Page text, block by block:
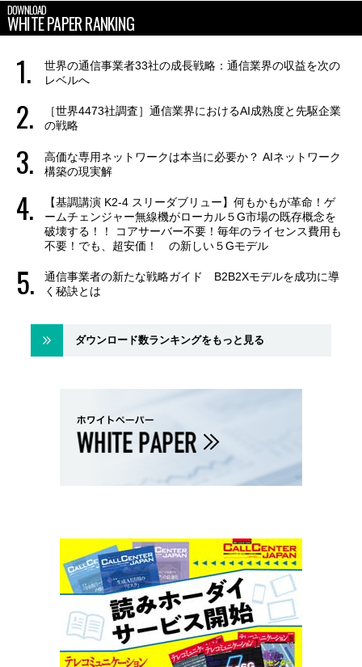
DOWNLOAD
WHITE PAPER RANKING
世界の通信事業者33社の成長戦略：通信業界の収益を次の
レベルへ
［世界4473社調査］通信業界におけるAI成熟度と先駆企業
の戦略
高価な専用ネットワークは本当に必要か？ AIネットワーク
構築の現実解
【基調講演 K2-4 スリーダブリュー】何もかもが革命！ゲ
ームチェンジャー無線機がローカル５G市場の既存概念を
破壊する！！ コアサーバー不要！毎年のライセンス費用も
不要！でも、超安価！ の新しい５Gモデル
通信事業者の新たな戦略ガイド B2B2Xモデルを成功に導
く秘訣とは
ダウンロード数ランキングをもっと見る